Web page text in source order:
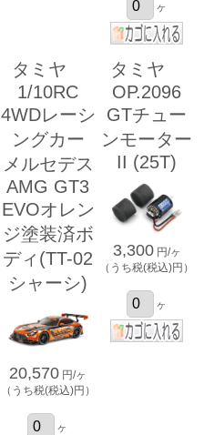
ヶ
タミヤ
1/10RC
4WDレーシ
ングカー
メルセデス
AMG GT3
EVOオレン
ジ塗装済ボ
ディ(TT-02
シャーシ)
20,570 円/ヶ
（うち税(税込)円）
ヶ
タミヤ
OP.2096
GTチュー
ンモーター
II (25T)
3,300 円/ヶ
（うち税(税込)円）
ヶ